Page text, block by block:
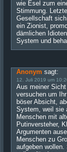
wie Esel zum
Stimmung.
Gesellschaft
ein Zionist,
dämlichen
System und
Anonym sagt:
12. Juli 2019 um
Aus meiner
versuchen um
böser Absicht,
System, weil sie
Menschen mit
Putinversteher,
Argumenten
Menschen zu
aufgeben